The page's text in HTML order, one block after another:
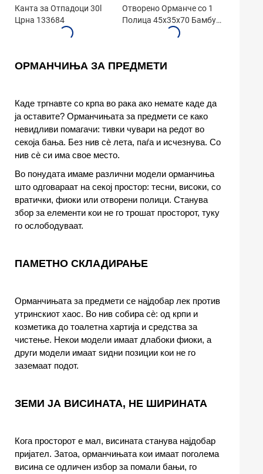
Канта за Отпадоци 30l
Црна 133684
Отворено Орманче со 1
Полица 45x35x70 Бамбус
ОРМАНЧИЊА ЗА ПРЕДМЕТИ
Каде тргнавте со крпа во рака ако немате каде да
ја оставите? Орманчињата за предмети се како
невидливи помагачи: тивки чувари на редот во
секоја бања. Без нив сè лета, паѓа и исчезнува. Со
нив сè си има свое место.
Во понудата имаме различни модели орманчиња
што одговараат на секој простор: тесни, високи, со
вратички, фиоки или отворени полици. Станува
збор за елементи кои не го трошат просторот, туку
го ослободуваат.
ПАМЕТНО СКЛАДИРАЊЕ
Орманчињата за предмети се најдобар лек против
утринскиот хаос. Во нив собира сè: од крпи и
козметика до тоалетна хартија и средства за
чистење. Некои модели имаат длабоки фиоки, а
други модели имаат ѕидни позиции кои не го
заземаат подот.
ЗЕМИ ЈА ВИСИНАТА, НЕ ШИРИНАТА
Кога просторот е мал, висината станува најдобар
пријател. Затоа, орманчињата кои имаат поголема
висина се одличен избор за помали бањи, го